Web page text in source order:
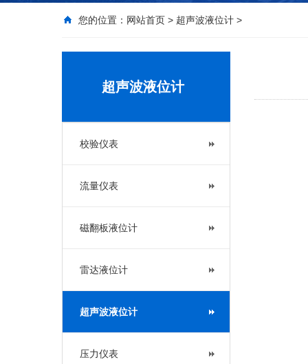
您的位置： 网站首页 > 超声波液位计 >
超声波液位计
校验仪表
流量仪表
磁翻板液位计
雷达液位计
超声波液位计
压力仪表